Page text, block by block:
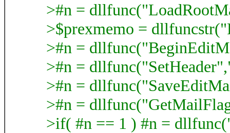
>#n =
>$prexmemo =
>#n =
>#n =
>#n =
>#n =
>if( #n == 1 ) #n =